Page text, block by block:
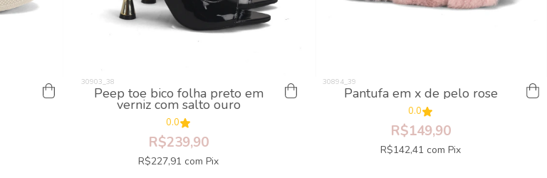
Peep toe bico folha preto em
verniz com salto ouro
0.0
R$239,90
R$227,91 com Pix
Pantufa em x de pelo rose
0.0
R$149,90
R$142,41 com Pix